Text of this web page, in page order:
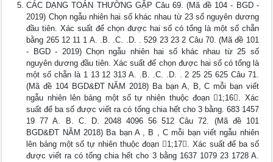
CÁC DẠNG TOÁN THƯỜNG GẶP Câu 69. (Mã đề 104 - BGD -
2019) Chọn ngẫu nhiên hai số khác nhau từ 23 số nguyên dương
đầu tiên. Xác suất để chọn được hai số có tổng là một số chẵn
bằng 265 12 11 1 A. .B. .C. .D. . 529 23 23 2 Câu 70. (Mã đề 101
- BGD - 2019) Chọn ngẫu nhiên hai số khác nhau từ 25 số
nguyên dương đầu tiên. Xác suất để chọn được hai số có tổng là
một số chẵn là 1 13 12 313 A. .B. .C. .D. . 2 25 25 625 Câu 71.
(Mã đề 104 BGD&ĐT NĂM 2018) Ba bạn A, B, C mỗi bạn viết
ngẫu nhiên lên bảng một số tự nhiên thuộc đoạn 1;16. Xác
suất để ba số được viết ra có tổng chia hết cho 3 bằng. 683 1457
19 77 A. B. C. D. 2048 4096 56 512 Câu 72. (Mã đề 101
BGD&ĐT NĂM 2018) Ba bạn A , B , C mỗi bạn viết ngẫu nhiên
lên bảng một số tự nhiên thuộc đoạn 1;17. Xác suất để ba số
được viết ra có tổng chia hết cho 3 bằng 1637 1079 23 1728 A.